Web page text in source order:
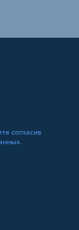
согласие
.